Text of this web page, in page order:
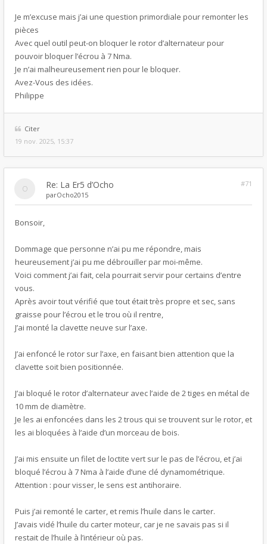
Je m’excuse mais j’ai une question primordiale pour remonter les
pièces
Avec quel outil peut-on bloquer le rotor d’alternateur pour
pouvoir bloquer l’écrou à 7 Nma.
Je n’ai malheureusement rien pour le bloquer.
Avez-Vous des idées.
Philippe
Citer
19 nov. 2025, 15:37
Re: La Er5 d’Ocho
#71
parOcho2015
Bonsoir,
Dommage que personne n’ai pu me répondre, mais
heureusement j’ai pu me débrouiller par moi-même.
Voici comment j’ai fait, cela pourrait servir pour certains d’entre
vous.
Après avoir tout vérifié que tout était très propre et sec, sans
graisse pour l’écrou et le trou où il rentre,
J’ai monté la clavette neuve sur l’axe.
J’ai enfoncé le rotor sur l’axe, en faisant bien attention que la
clavette soit bien positionnée.
J’ai bloqué le rotor d’alternateur avec l’aide de 2 tiges en métal de
10 mm de diamètre.
Je les ai enfoncées dans les 2 trous qui se trouvent sur le rotor, et
les ai bloquées à l’aide d’un morceau de bois.
J’ai mis ensuite un filet de loctite vert sur le pas de l’écrou, et j’ai
bloqué l’écrou à 7 Nma à l’aide d’une clé dynamométrique.
Attention : pour visser, le sens est antihoraire.
Puis j’ai remonté le carter, et remis l’huile dans le carter.
J’avais vidé l’huile du carter moteur, car je ne savais pas si il
restait de l’huile à l’intérieur où pas.